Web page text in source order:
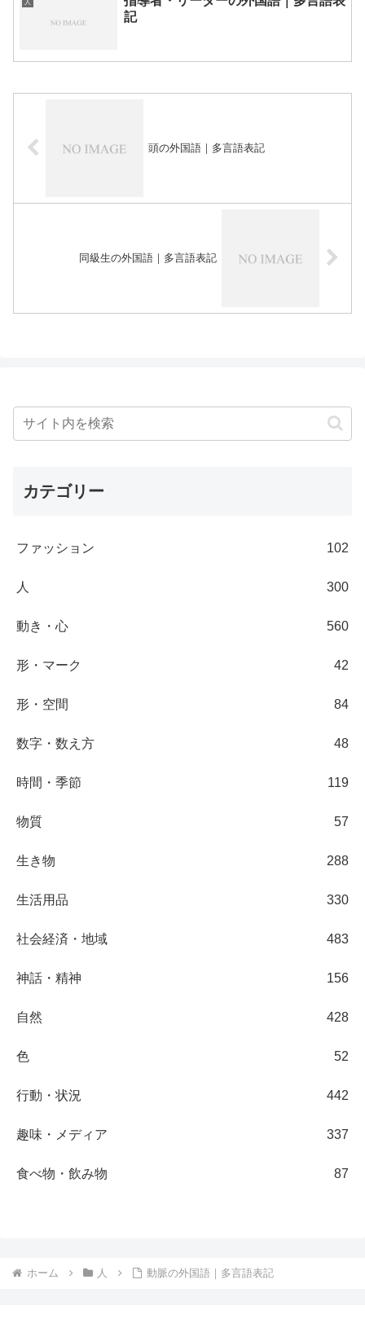
人
記
頭の外国語｜多言語表記
同級生の外国語｜多言語表記
カテゴリー
ファッション 102
人 300
動き・心 560
形・マーク 42
形・空間 84
数字・数え方 48
時間・季節 119
物質 57
生き物 288
生活用品 330
社会経済・地域 483
神話・精神 156
自然 428
色 52
行動・状況 442
趣味・メディア 337
食べ物・飲み物 87
ホーム 人 動脈の外国語｜多言語表記